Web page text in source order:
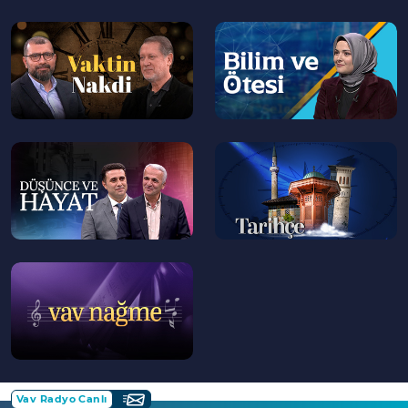
Ettiği Düşünülen Unsurlar
01:28:00Ortadoğu'da Müzik Anlayışı
--
>
--
--
>
--
Vav Radyo Canlı